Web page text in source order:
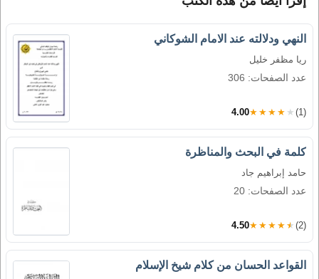
النهي ودلالته عند الامام الشوكاني
ريا مظفر خليل
عدد الصفحات: 306
4.00★★★★★ (1)
كلمة في البحث والمناظرة
حامد إبراهيم جاد
عدد الصفحات: 20
4.50★★★★★ (2)
القواعد الحسان من كلام شيخ الإسلام